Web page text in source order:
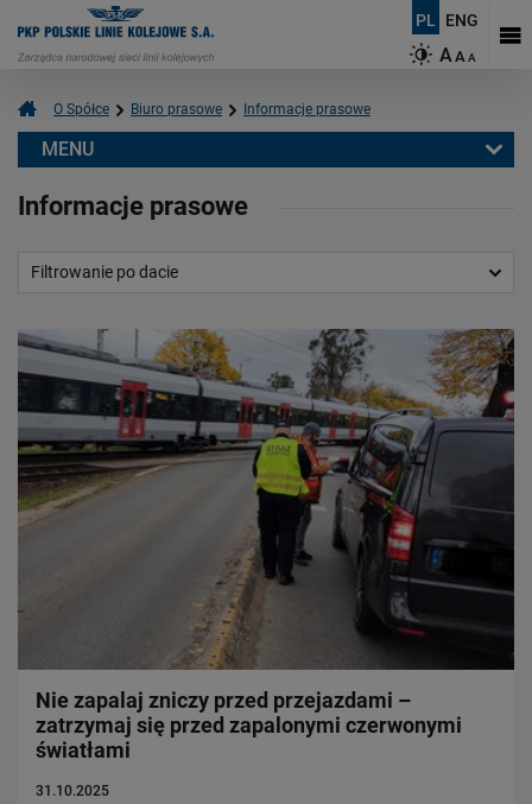
PL ENG
AAA
O Spółce Biuro prasowe Informacje prasowe
Informacje prasowe
Filtrowanie po dacie
Nie zapalaj zniczy przed przejazdami –
zatrzymaj się przed zapalonymi czerwonymi
światłami
31.10.2025
MENU
Aktualności
Multimedia
Logotypy
Mapy
O PKP Polskich Liniach Kolejowych S.A.
Czym się zajmujemy?
Obserwuj nas